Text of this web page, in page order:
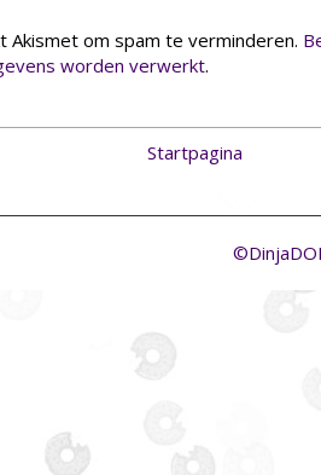
Akismet om spam te verminderen.
worden verwerkt.
Startpagina